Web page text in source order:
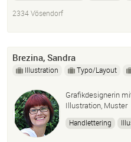
Wordpress
CSS
2334 Vösendorf
Brezina, Sandra
Illustration Typo/Layout
Grafikdesignerin
Illustration, Muster
Handlettering